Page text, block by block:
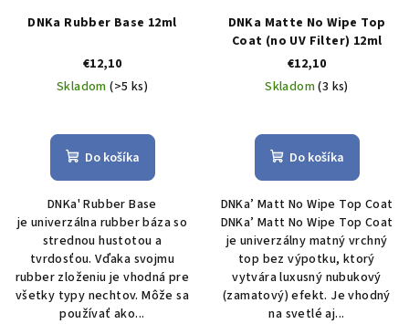
DNKa Rubber Base 12ml
€12,10
Skladom(>5 ks)
Do košíka
DNKa' Rubber Base
je univerzálna rubber báza so
strednou hustotou a
tvrdosťou. Vďaka svojmu
rubber zloženiu je vhodná pre
všetky typy nechtov. Môže sa
používať ako...
DNKa Matte No Wipe Top
Coat (no UV Filter) 12ml
€12,10
Skladom(3 ks)
Do košíka
DNKa’ Matt No Wipe Top Coat
DNKa’ Matt No Wipe Top Coat
je univerzálny matný vrchný
top bez výpotku, ktorý
vytvára luxusný nubukový
(zamatový) efekt. Je vhodný
na svetlé aj...